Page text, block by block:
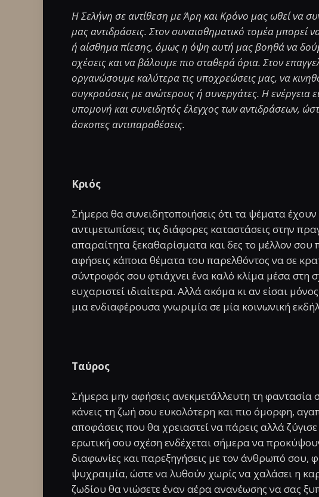
H Σελήνη σε αντίθεση με Άρη και Κρόνο μας ωθεί να
μας αντιδράσεις. Στον συναισθηματικό τομέα μπορεί
ή αίσθημα πίεσης, όμως η όψη αυτή μας βοηθά να
σχέσεις και να βάλουμε πιο σταθερά όρια. Στον
οργανώσουμε καλύτερα τις υποχρεώσεις μας, να
συγκρούσεις με ανώτερους ή συνεργάτες. Η ενέργεια
υπομονή και συνειδητός έλεγχος των αντιδράσεων,
άσκοπες αντιπαραθέσεις.
Κριός
Σήμερα θα συνειδητοποιήσεις ότι τα ψέματα έχουν
αντιμετωπίσεις τις διάφορες καταστάσεις στην
απαραίτητα ξεκαθαρίσματα και δες το μέλλον σου
αφήσεις κάποια θέματα του παρελθόντος να σε
σύντροφός σου φτιάχνει ένα καλό κλίμα μέσα στη
ευχαριστεί ιδιαίτερα. Αλλά ακόμα κι αν είσαι
μια ενδιαφέρουσα γνωριμία σε μία κοινωνική
Ταύρος
Σήμερα μην αφήσεις ανεκμετάλλευτη τη φαντασία
κάνεις τη ζωή σου ευκολότερη και πιο όμορφη,
αποφάσεις που θα χρειαστεί να πάρεις αλλά
ερωτική σου σχέση ενδέχεται σήμερα να
διαφωνίες και παρεξηγήσεις με τον άνθρωπό σου,
ψυχραιμία, ώστε να λυθούν χωρίς να χαλάσει η
ζωδίου θα νιώσετε έναν αέρα ανανέωσης να σας